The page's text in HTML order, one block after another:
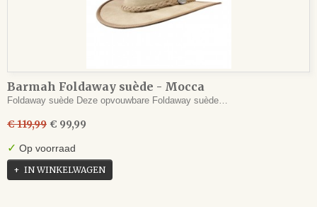
Barmah Foldaway suède - Mocca
Foldaway suède Deze opvouwbare Foldaway suède…
€ 119,99 € 99,99
✓ Op voorraad
IN WINKELWAGEN